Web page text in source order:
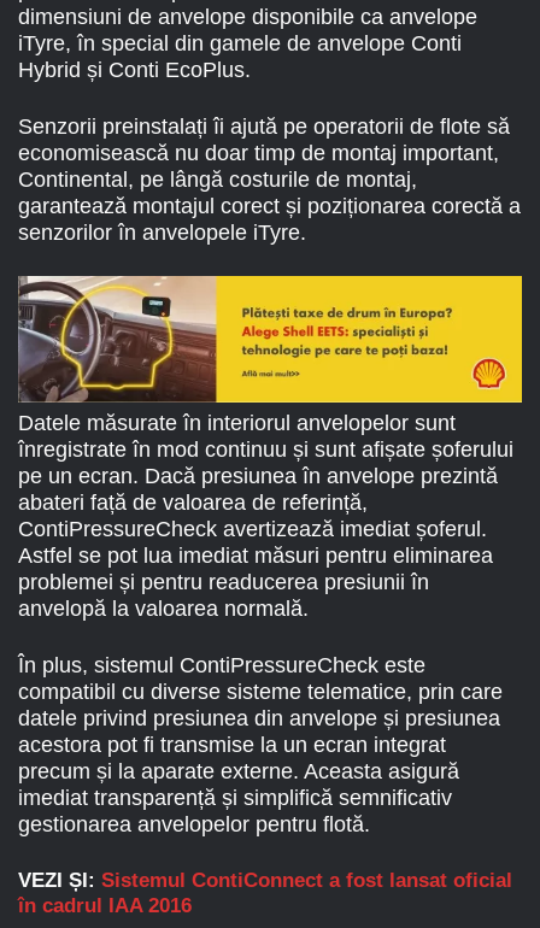
dimensiuni de anvelope disponibile ca anvelope
iTyre, în special din gamele de anvelope Conti
Hybrid și Conti EcoPlus.
Senzorii preinstalați îi ajută pe operatorii de flote să
economisească nu doar timp de montaj important,
Continental, pe lângă costurile de montaj,
garantează montajul corect și poziționarea corectă a
senzorilor în anvelopele iTyre.
Datele măsurate în interiorul anvelopelor sunt
înregistrate în mod continuu și sunt afișate șoferului
pe un ecran. Dacă presiunea în anvelope prezintă
abateri față de valoarea de referință,
ContiPressureCheck avertizează imediat șoferul.
Astfel se pot lua imediat măsuri pentru eliminarea
problemei și pentru readucerea presiunii în
anvelopă la valoarea normală.
În plus, sistemul ContiPressureCheck este
compatibil cu diverse sisteme telematice, prin care
datele privind presiunea din anvelope și presiunea
acestora pot fi transmise la un ecran integrat
precum și la aparate externe. Aceasta asigură
imediat transparență și simplifică semnificativ
gestionarea anvelopelor pentru flotă.
VEZI ȘI: Sistemul ContiConnect a fost lansat oficial
în cadrul IAA 2016